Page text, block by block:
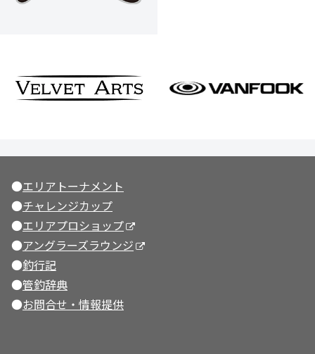
●エリアトーナメント
●チャレンジカップ
●エリアプロショップ
●アングラーズラウンジ
●釣行記
●管釣辞典
●お問合せ・情報提供